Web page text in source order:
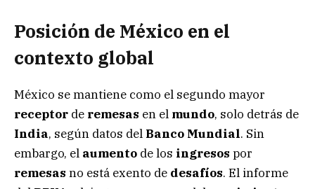
Posición de México en el
contexto global
México se mantiene como el segundo mayor
receptor de remesas en el mundo, solo detrás de
India, según datos del Banco Mundial. Sin
embargo, el aumento de los ingresos por
remesas no está exento de desafíos. El informe